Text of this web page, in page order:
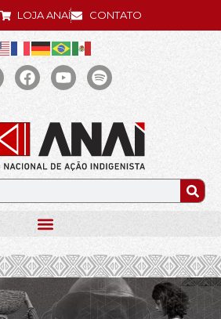
LOJA ANAÍ CONTATO